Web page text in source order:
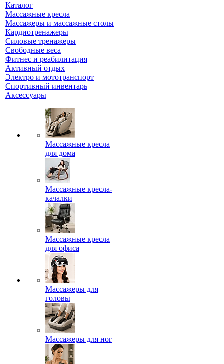
Каталог
Массажные кресла
Массажеры и массажные столы
Кардиотренажеры
Силовые тренажеры
Свободные веса
Фитнес и реабилитация
Активный отдых
Электро и мототранспорт
Спортивный инвентарь
Аксессуары
Массажные кресла
для дома
Массажные кресла-
качалки
Массажные кресла
для офиса
Массажеры для
головы
Массажеры для ног